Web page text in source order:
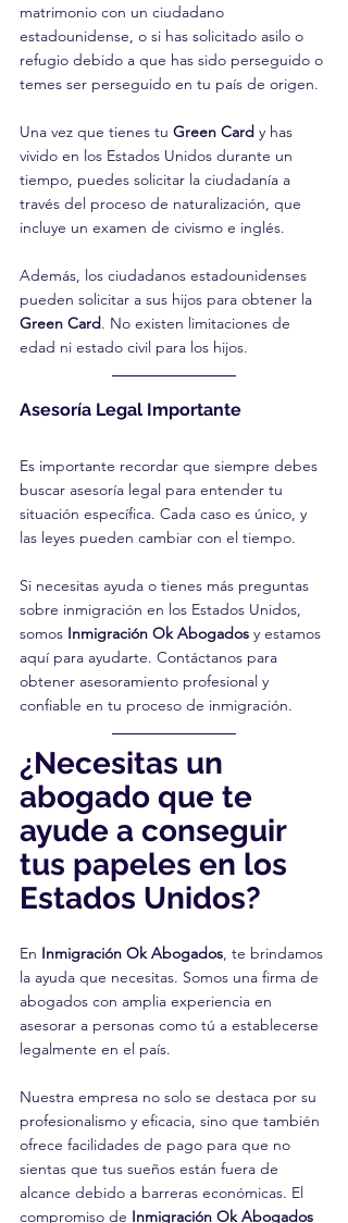
matrimonio con un ciudadano
estadounidense, o si has solicitado asilo o
refugio debido a que has sido perseguido o
temes ser perseguido en tu país de origen.
Una vez que tienes tu Green Card y has
vivido en los Estados Unidos durante un
tiempo, puedes solicitar la ciudadanía a
través del proceso de naturalización, que
incluye un examen de civismo e inglés.
Además, los ciudadanos estadounidenses
pueden solicitar a sus hijos para obtener la
Green Card. No existen limitaciones de
edad ni estado civil para los hijos.
Asesoría Legal Importante
Es importante recordar que siempre debes
buscar asesoría legal para entender tu
situación específica. Cada caso es único, y
las leyes pueden cambiar con el tiempo.
Si necesitas ayuda o tienes más preguntas
sobre inmigración en los Estados Unidos,
somos Inmigración Ok Abogados y estamos
aquí para ayudarte. Contáctanos para
obtener asesoramiento profesional y
confiable en tu proceso de inmigración.
¿Necesitas un
abogado que te
ayude a conseguir
tus papeles en los
Estados Unidos?
En Inmigración Ok Abogados, te brindamos
la ayuda que necesitas. Somos una firma de
abogados con amplia experiencia en
asesorar a personas como tú a establecerse
legalmente en el país.
Nuestra empresa no solo se destaca por su
profesionalismo y eficacia, sino que también
ofrece facilidades de pago para que no
sientas que tus sueños están fuera de
alcance debido a barreras económicas. El
compromiso de Inmigración Ok Abogados